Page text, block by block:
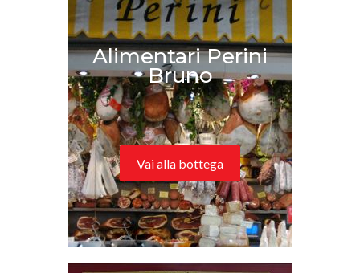
Alimentari Perini
Bruno
Vai alla bottega